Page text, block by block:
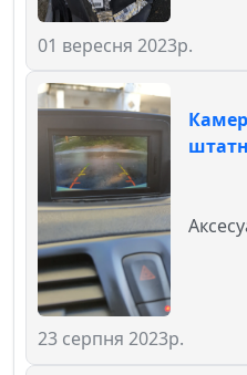
01 вересня 2023р.
23 серпня 2023р.